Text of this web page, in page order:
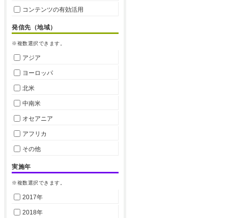
コンテンツの有効活用
発信先（地域）
※複数選択できます。
アジア
ヨーロッパ
北米
中南米
オセアニア
アフリカ
その他
実施年
※複数選択できます。
2017年
2018年